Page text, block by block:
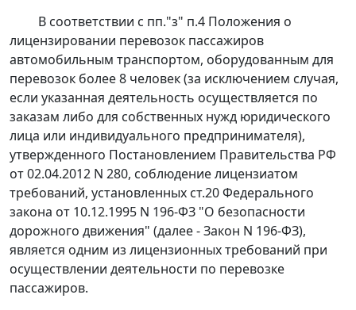
В соответствии с пп."з" п.4 Положения о
лицензировании перевозок пассажиров
автомобильным транспортом, оборудованным для
перевозок более 8 человек (за исключением случая,
если указанная деятельность осуществляется по
заказам либо для собственных нужд юридического
лица или индивидуального предпринимателя),
утвержденного Постановлением Правительства РФ
от 02.04.2012 N 280, соблюдение лицензиатом
требований, установленных ст.20Федерального
закона от 10.12.1995 N 196-ФЗ "О безопасности
дорожного движения" (далее - Закон N 196-ФЗ),
является одним из лицензионных требований при
осуществлении деятельности по перевозке
пассажиров.